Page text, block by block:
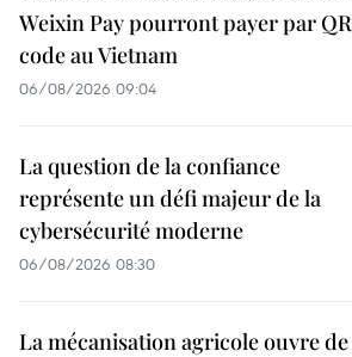
Weixin Pay pourront payer par QR
code au Vietnam
06/08/2026 09:04
La question de la confiance
représente un défi majeur de la
cybersécurité moderne
06/08/2026 08:30
La mécanisation agricole ouvre de